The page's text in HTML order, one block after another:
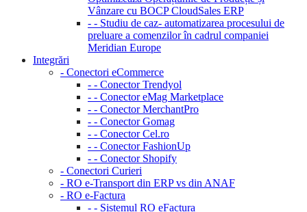
Vânzare cu BOCP CloudSales ERP
- - Studiu de caz- automatizarea procesului de
preluare a comenzilor în cadrul companiei
Meridian Europe
Integrări
- Conectori eCommerce
- - Conector Trendyol
- - Conector eMag Marketplace
- - Conector MerchantPro
- - Conector Gomag
- - Conector Cel.ro
- - Conector FashionUp
- - Conector Shopify
- Conectori Curieri
- RO e-Transport din ERP vs din ANAF
- RO e-Factura
- - Sistemul RO eFactura